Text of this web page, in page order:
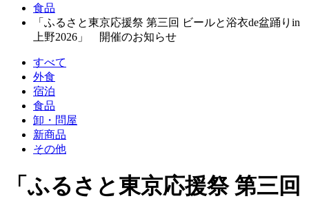
食品
「ふるさと東京応援祭 第三回 ビールと浴衣de盆踊りin
上野2026」 開催のお知らせ
すべて
外食
宿泊
食品
卸・問屋
新商品
その他
「ふるさと東京応援祭 第三回